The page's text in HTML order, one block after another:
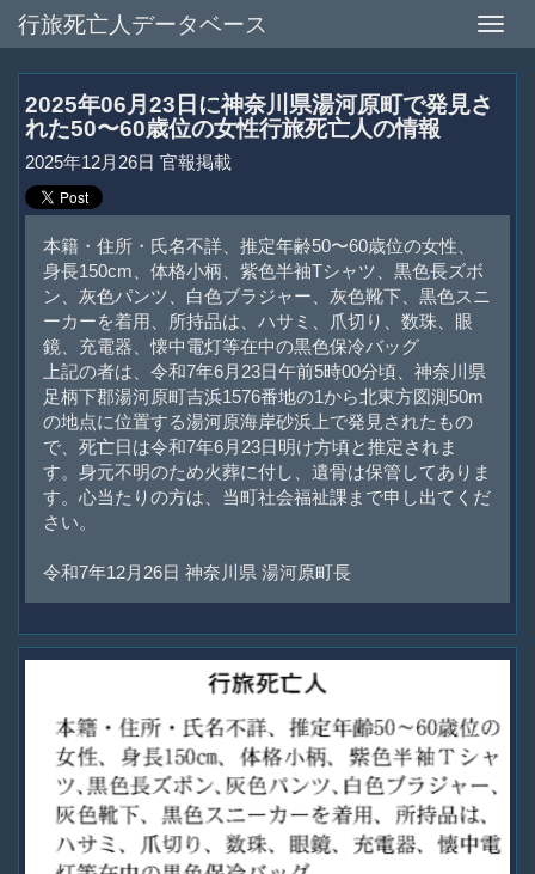
Toggle
行旅死亡人データベース
2025年06月23日に神奈川県湯河原町で発見さ
れた50〜60歳位の女性行旅死亡人の情報
2025年12月26日 官報掲載
本籍・住所・氏名不詳、推定年齢50〜60歳位の女性、
身長150cm、体格小柄、紫色半袖Tシャツ、黒色長ズボ
ン、灰色パンツ、白色ブラジャー、灰色靴下、黒色スニ
ーカーを着用、所持品は、ハサミ、爪切り、数珠、眼
鏡、充電器、懐中電灯等在中の黒色保冷バッグ
上記の者は、令和7年6月23日午前5時00分頃、神奈川県
足柄下郡湯河原町吉浜1576番地の1から北東方図測50m
の地点に位置する湯河原海岸砂浜上で発見されたもの
で、死亡日は令和7年6月23日明け方頃と推定されま
す。身元不明のため火葬に付し、遺骨は保管してありま
す。心当たりの方は、当町社会福祉課まで申し出てくだ
さい。
令和7年12月26日 神奈川県 湯河原町長